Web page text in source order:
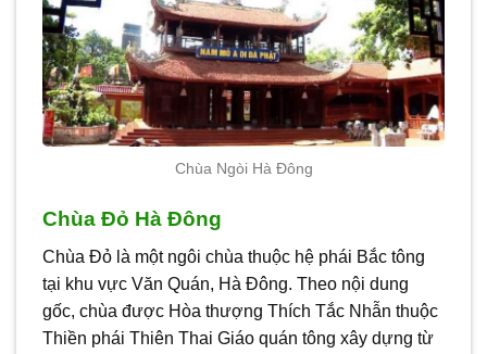
Chùa Ngòi Hà Đông
Chùa Đỏ Hà Đông
Chùa Đỏ là một ngôi chùa thuộc hệ phái Bắc tông
tại khu vực Văn Quán, Hà Đông. Theo nội dung
gốc, chùa được Hòa thượng Thích Tắc Nhẫn thuộc
Thiền phái Thiên Thai Giáo quán tông xây dựng từ